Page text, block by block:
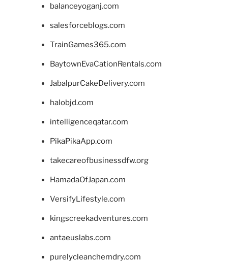
balanceyoganj.com
salesforceblogs.com
TrainGames365.com
BaytownEvaCationRentals.com
JabalpurCakeDelivery.com
halobjd.com
intelligenceqatar.com
PikaPikaApp.com
takecareofbusinessdfw.org
HamadaOfJapan.com
VersifyLifestyle.com
kingscreekadventures.com
antaeuslabs.com
purelycleanchemdry.com